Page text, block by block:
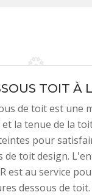
TOIT À
de toit est une
la tenue de la
pour
de toit design.
est au service
dessous de toit.